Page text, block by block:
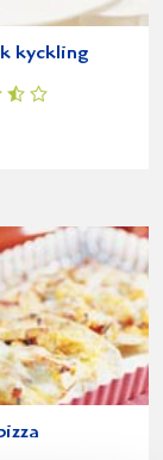
kyckling